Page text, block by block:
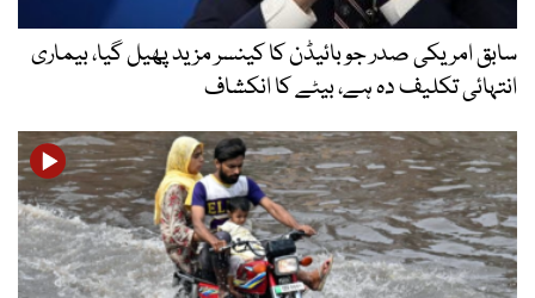
سابق امریکی صدر جو بائیڈن کا کینسر مزید پھیل گیا، بیماری
انتہائی تکلیف دہ ہے، بیٹے کا انکشاف